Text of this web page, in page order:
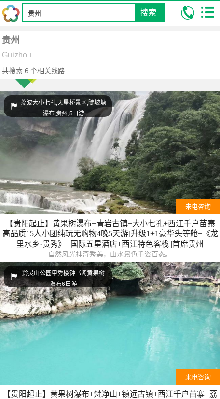
搜索
贵州
Guizhou
共搜索6 个相关线路
荔波大小七孔,天星桥景区,陡坡塘
瀑布,贵州,5日游
来电咨询
【贵阳起止】黄果树瀑布+青岩古镇+大小七孔+西江千户苗寨
高品质15人小团纯玩无购物4晚5天游[升级1+1豪华头等舱+《龙
里水乡·贵秀》+国际五星酒店+西江特色客栈 |首席贵州
自然风光神奇秀美，山水景色千姿百态。
黔灵山公园甲秀楼钟书阁黄果树
瀑布6日游
来电咨询
【贵阳起止】黄果树瀑布+梵净山+镇远古镇+西江千户苗寨+荔